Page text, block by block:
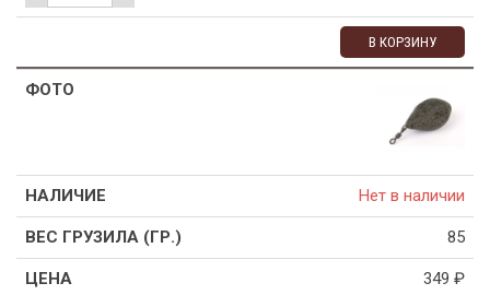
В КОРЗИНУ
Нет в наличии
85
349 ₽